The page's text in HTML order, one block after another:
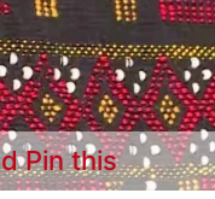
Pin this